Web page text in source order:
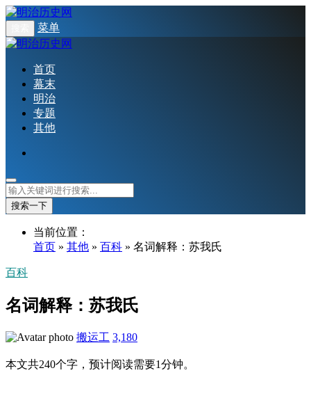
菜单
首页
幕末
明治
专题
其他
搜索一下
当前位置：
首页 » 其他 » 百科 » 名词解释：苏我氏
百科
名词解释：苏我氏
搬运工 3,180
本文共240个字，预计阅读需要1分钟。